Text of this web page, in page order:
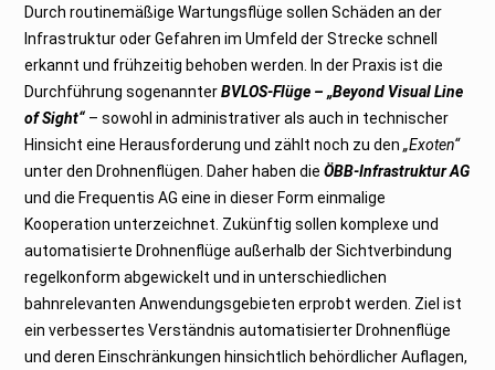
Durch routinemäßige Wartungsflüge sollen Schäden an der
Infrastruktur oder Gefahren im Umfeld der Strecke schnell
erkannt und frühzeitig behoben werden. In der Praxis ist die
Durchführung sogenannterBVLOS-Flüge – „Beyond Visual Line
of Sight“ – sowohl in administrativer als auch in technischer
Hinsicht eine Herausforderung und zählt noch zu den„Exoten“
unter den Drohnenflügen. Daher haben dieÖBB-Infrastruktur AG
und die Frequentis AG eine in dieser Form einmalige
Kooperation unterzeichnet. Zukünftig sollen komplexe und
automatisierte Drohnenflüge außerhalb der Sichtverbindung
regelkonform abgewickelt und in unterschiedlichen
bahnrelevanten Anwendungsgebieten erprobt werden. Ziel ist
ein verbessertes Verständnis automatisierter Drohnenflüge
und deren Einschränkungen hinsichtlich behördlicher Auflagen,